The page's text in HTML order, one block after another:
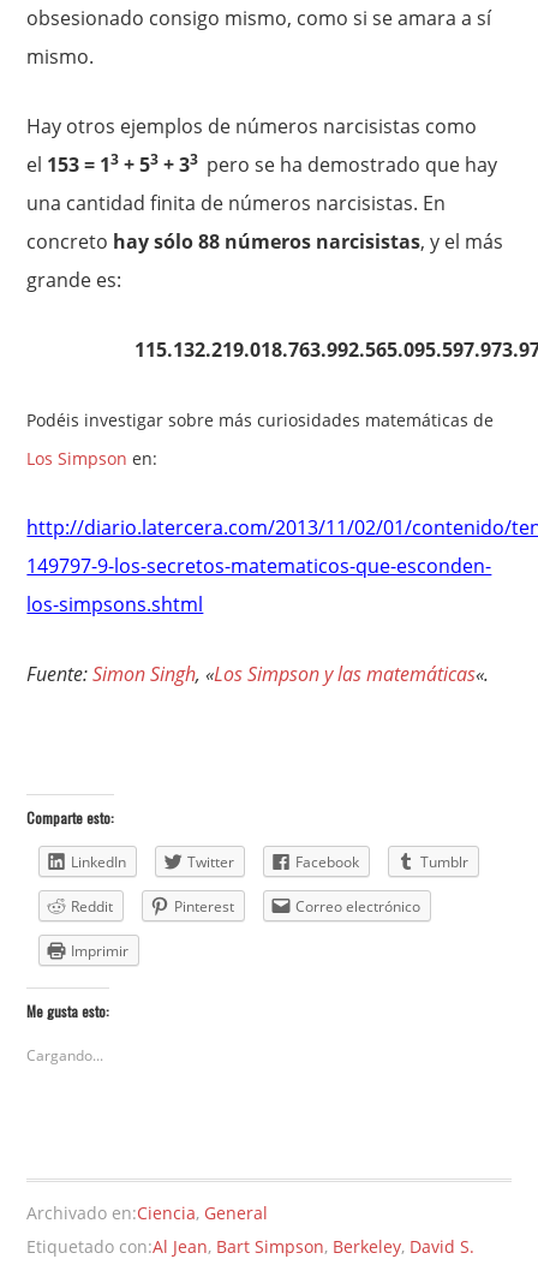
obsesionado consigo mismo, como si se amara a sí
mismo.
Hay otros ejemplos de números narcisistas como
el 153 = 13 + 53 + 33 pero se ha demostrado que hay
una cantidad finita de números narcisistas. En
concreto hay sólo 88 números narcisistas, y el más
grande es:
Podéis investigar sobre más curiosidades matemáticas de
Los Simpson en:
http://diario.latercera.com/2013/11/02/01/contenido/
149797-9-los-secretos-matematicos-que-esconden-
los-simpsons.shtml
Fuente:Simon Singh, «Los Simpson y las matemáticas«.
Comparte esto:
LinkedIn Twitter Facebook Tumblr
Reddit Pinterest Correo electrónico
Imprimir
Me gusta esto:
Cargando...
Archivado en:Ciencia, General
Etiquetado con:Al Jean, Bart Simpson, Berkeley, David S.